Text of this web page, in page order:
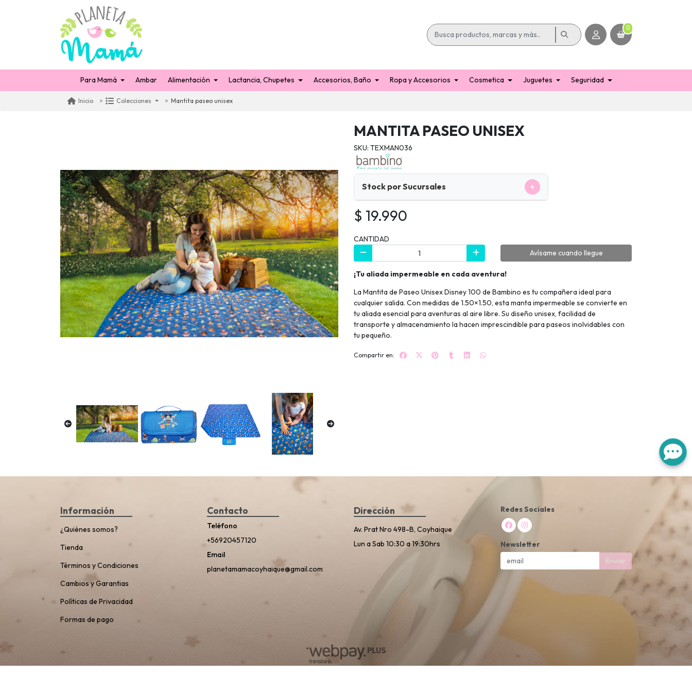
0
Para Mamá Ambar Alimentación Lactancia, Chupetes Accesorios, Baño Ropa y Accesorios Cosmetica Juguetes Seguridad
Inicio Colecciones Mantita paseo unisex
MANTITA PASEO UNISEX
SKU: TEXMAN036
Stock por Sucursales +
$ 19.990
CANTIDAD
Avísame cuando llegue
¡Tu aliada impermeable en cada aventura!
La Mantita de Paseo Unisex Disney 100 de Bambino es tu compañera ideal para
cualquier salida. Con medidas de 1.50×1.50, esta manta impermeable se convierte en
tu aliada esencial para aventuras al aire libre. Su diseño unisex, facilidad de
transporte y almacenamiento la hacen imprescindible para paseos inolvidables con
tu pequeño.
Compartir en:
Información
¿Quiénes somos?
Tienda
Términos y Condiciones
Cambios y Garantias
Políticas de Privacidad
Formas de pago
Contacto
Teléfono
+56920457120
Email
planetamamacoyhaique@gmail.com
Dirección
Av. Prat Nro 498-B, Coyhaique
Lun a Sab 10:30 a 19:30hrs
Redes Sociales
Newsletter
Enviar